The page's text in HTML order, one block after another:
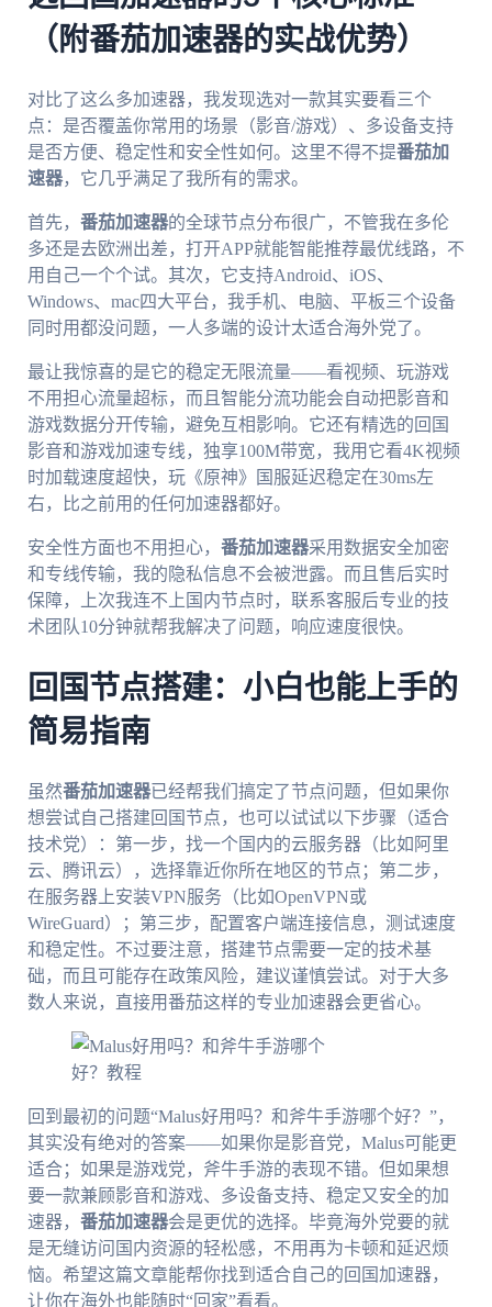
（附番茄加速器的实战优势）
对比了这么多加速器，我发现选对一款其实要看三个
点：是否覆盖你常用的场景（影音/游戏）、多设备支持
是否方便、稳定性和安全性如何。这里不得不提番茄加
速器，它几乎满足了我所有的需求。
首先， 番茄加速器的全球节点分布很广，不管我在多伦
多还是去欧洲出差，打开APP就能智能推荐最优线路，不
用自己一个个试。其次，它支持Android、iOS、
Windows、mac四大平台，我手机、电脑、平板三个设备
同时用都没问题，一人多端的设计太适合海外党了。
最让我惊喜的是它的稳定无限流量——看视频、玩游戏
不用担心流量超标，而且智能分流功能会自动把影音和
游戏数据分开传输，避免互相影响。它还有精选的回国
影音和游戏加速专线，独享100M带宽，我用它看4K视频
时加载速度超快，玩《原神》国服延迟稳定在30ms左
右，比之前用的任何加速器都好。
安全性方面也不用担心， 番茄加速器采用数据安全加密
和专线传输，我的隐私信息不会被泄露。而且售后实时
保障，上次我连不上国内节点时，联系客服后专业的技
术团队10分钟就帮我解决了问题，响应速度很快。
回国节点搭建：小白也能上手的
简易指南
虽然番茄加速器已经帮我们搞定了节点问题，但如果你
想尝试自己搭建回国节点，也可以试试以下步骤（适合
技术党）：第一步，找一个国内的云服务器（比如阿里
云、腾讯云），选择靠近你所在地区的节点；第二步，
在服务器上安装VPN服务（比如OpenVPN或
WireGuard）；第三步，配置客户端连接信息，测试速度
和稳定性。不过要注意，搭建节点需要一定的技术基
础，而且可能存在政策风险，建议谨慎尝试。对于大多
数人来说，直接用番茄这样的专业加速器会更省心。
回到最初的问题“Malus好用吗？和斧牛手游哪个好？”，
其实没有绝对的答案——如果你是影音党，Malus可能更
适合；如果是游戏党，斧牛手游的表现不错。但如果想
要一款兼顾影音和游戏、多设备支持、稳定又安全的加
速器， 番茄加速器会是更优的选择。毕竟海外党要的就
是无缝访问国内资源的轻松感，不用再为卡顿和延迟烦
恼。希望这篇文章能帮你找到适合自己的回国加速器，
让你在海外也能随时“回家”看看。